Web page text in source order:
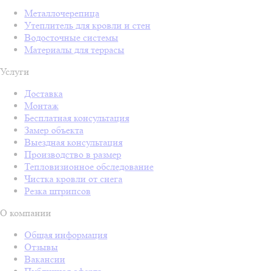
Металлочерепица
Утеплитель для кровли и стен
Водосточные системы
Материалы для террасы
Услуги
Доставка
Монтаж
Бесплатная консультация
Замер объекта
Выездная консультация
Производство в размер
Тепловизионное обследование
Чистка кровли от снега
Резка штрипсов
О компании
Общая информация
Отзывы
Вакансии